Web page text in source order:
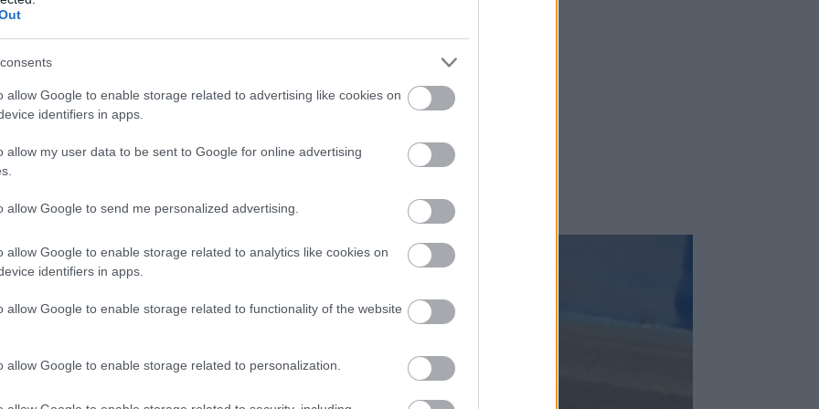
allow Google to enable storage related to advertising like cookies on
identifiers in apps.
allow my user data to be sent to Google for online advertising
allow Google to send me personalized advertising.
allow Google to enable storage related to analytics like cookies on
identifiers in apps.
allow Google to enable storage related to functionality of the website
allow Google to enable storage related to personalization.
Következő cikk
Lin Jarvis: Morbidellinek magára kell találnia